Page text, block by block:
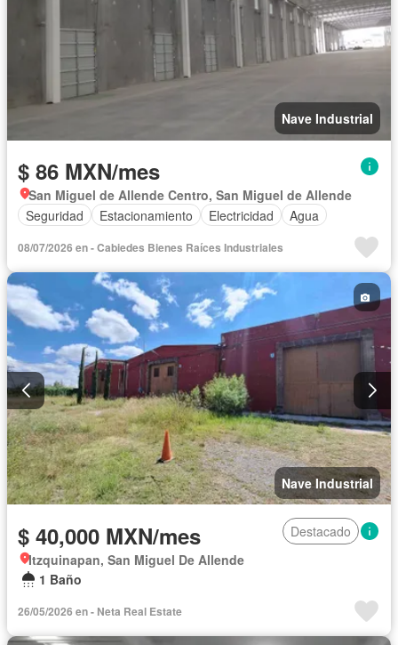
Nave Industrial
$ 86 MXN/mes
San Miguel de Allende Centro, San Miguel de Allende
Seguridad
Estacionamiento Electricidad Agua
08/07/2026 en - Cabiedes Bienes Raíces Industriales
Nave Industrial
$ 40,000 MXN/mes
Destacado
Itzquinapan, San Miguel De Allende
1 Baño
26/05/2026 en - Neta Real Estate